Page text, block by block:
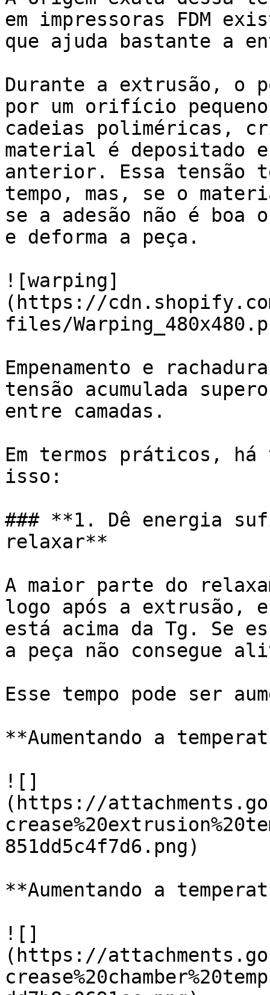
em impressoras FDM
que ajuda bastante a
Durante a extrusão, o
por um orifício
cadeias poliméricas,
material é depositado e
anterior. Essa tensão
tempo, mas, se o
se a adesão não é
e deforma a peça.
![warping]
(https://
files/
Empenamento e
tensão acumulada
entre camadas.
Em termos práticos, há
isso:
### **1. Dê energia
relaxar**
A maior parte do
logo após a extrusão,
está acima da Tg. Se
a peça não consegue
Esse tempo pode ser
**Aumentando a
![]
(https://
851dd5c4f7d6.png)
**Aumentando a
![]
(https://